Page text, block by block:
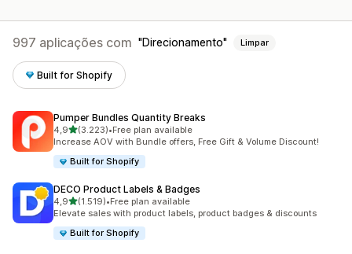
997 aplicações com Direcionamento Limpar
Built for Shopify
Pumper Bundles Quantity Breaks
4,9de 5 estrelas
(3.223)
3223 total de avaliações
•Free plan available
Increase AOV with Bundle offers, Free Gift & Volume Discount!
Built for Shopify
DECO Product Labels & Badges
4,9de 5 estrelas
(1.519)
1519 total de avaliações
•Free plan available
Elevate sales with product labels, product badges & discounts
Built for Shopify